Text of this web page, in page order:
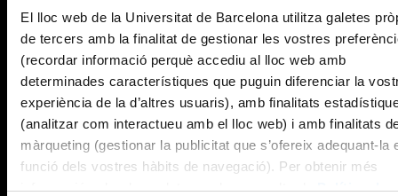
El lloc web de la Universitat de Barcelona utilitza galetes
de tercers amb la finalitat de gestionar les vostres
(recordar informació perquè accediu al lloc web amb
determinades característiques que puguin diferenciar la
experiència de la d’altres usuaris), amb finalitats
(analitzar com interactueu amb el lloc web) i amb finalitats
màrqueting (gestionar la publicitat que s’ofereix adequant-la
funció dels vostres hàbits de navegació). Per obtenir més
informació sobre les galetes podeu consultar laPolítica de